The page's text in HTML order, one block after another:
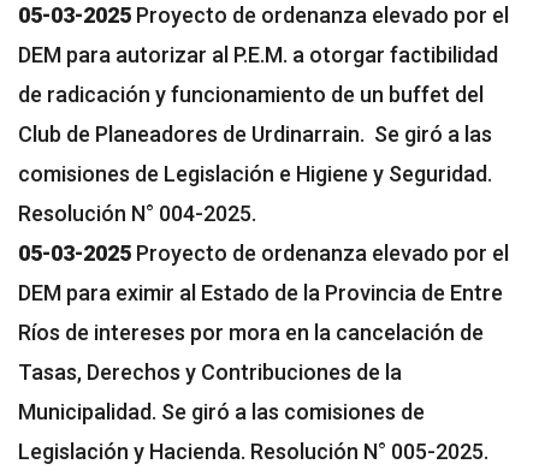
05-03-2025 Proyecto de ordenanza elevado por el
DEM para autorizar al P.E.M. a otorgar factibilidad
de radicación y funcionamiento de un buffet del
Club de Planeadores de Urdinarrain. Se giró a las
comisiones de Legislación e Higiene y Seguridad.
Resolución N° 004-2025.
05-03-2025 Proyecto de ordenanza elevado por el
DEM para eximir al Estado de la Provincia de Entre
Ríos de intereses por mora en la cancelación de
Tasas, Derechos y Contribuciones de la
Municipalidad. Se giró a las comisiones de
Legislación y Hacienda. Resolución N° 005-2025.